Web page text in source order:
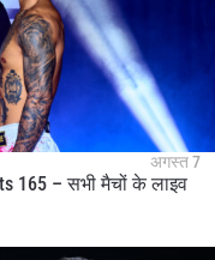
अगस्त 7
165 – सभी मैचों के लाइव